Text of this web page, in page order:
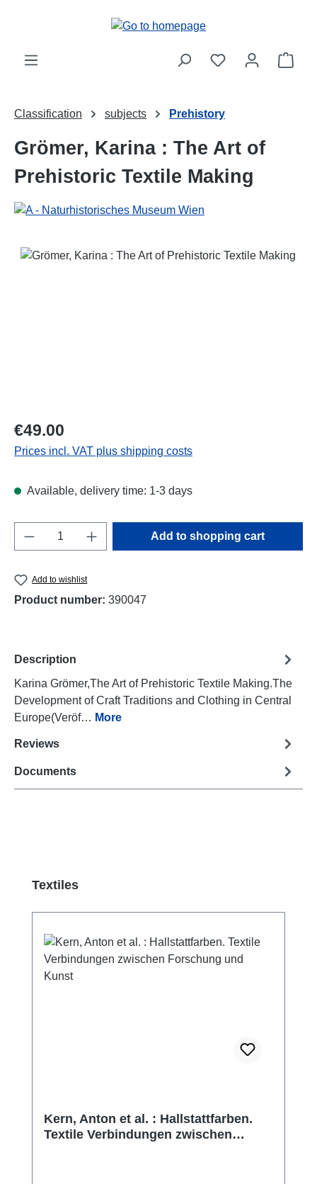
Classification subjects Prehistory
Grömer, Karina : The Art of
Prehistoric Textile Making
Skip image gallery
Regular price:
€49.00
Prices incl. VAT plus shipping costs
Available, delivery time: 1-3 days
Product Quantity: Enter the desired
Add to shopping cart
Add to wishlist
Product number: 390047
Description
Karina Grömer,The Art of Prehistoric Textile Making.The
Development of Craft Traditions and Clothing in Central
Europe(Veröf… More
Reviews
Documents
Skip product gallery
Textiles
Kern, Anton et al. : Hallstattfarben.
Textile Verbindungen zwischen